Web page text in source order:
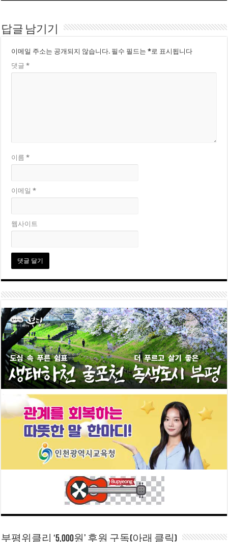
답글 남기기
이메일 주소는 공개되지 않습니다. 필수 필드는*로 표시됩니다
댓글*
이름*
이메일*
웹사이트
부평위클리 ‘5,000원’ 후원 구독(아래 클릭)